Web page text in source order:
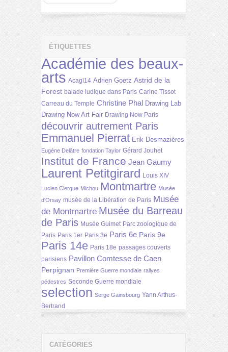
ÉTIQUETTES
Académie des beaux-
arts Acagl14 Adrien Goetz Astrid de la
Forest balade ludique dans Paris Carine Tissot
Carreau du Temple Christine Phal Drawing Lab
Drawing Now Art Fair Drawing Now Paris
découvrir autrement Paris
Emmanuel Pierrat Erik Desmazières
Eugène Delâtre fondation Taylor Gérard Jouhet
Institut de France Jean Gaumy
Laurent Petitgirard Louis XIV
Lucien Clergue Michou Montmartre Musée
d'Orsay musée de la Libération de Paris Musée
de Montmartre Musée du Barreau
de Paris Musée Guimet Parc zoologique de
Paris Paris 1er Paris 3e Paris 6e Paris 9e
Paris 14e Paris 18e passages couverts
parisiens Pavillon Comtesse de Caen
Perpignan Première Guerre mondiale rallyes
pédestres Seconde Guerre mondiale
selection Serge Gainsbourg Yann Arthus-
Bertrand
CATÉGORIES